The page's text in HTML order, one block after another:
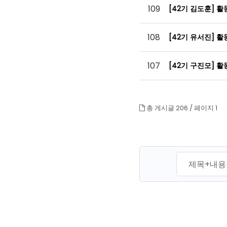
109 [42기 김도훈] 활
108 [42기 유서진] 활
107 [42기 구진모] 활
총 게시글 206 /페이지 1